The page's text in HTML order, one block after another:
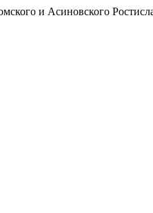
и Асиновского